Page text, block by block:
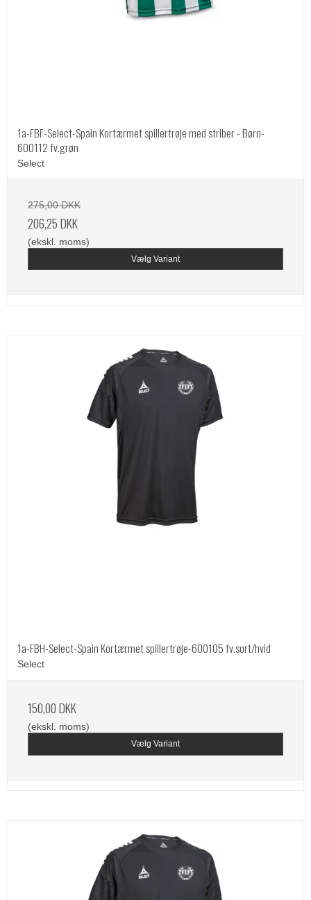
1a-FBF-Select-Spain Kortærmet spillertrøje med striber - Børn-
600112 fv.grøn
Select
275,00 DKK
206,25 DKK
(ekskl. moms)
Vælg Variant
1a-FBH-Select-Spain Kortærmet spillertrøje-600105 fv.sort/hvid
Select
150,00 DKK
(ekskl. moms)
Vælg Variant